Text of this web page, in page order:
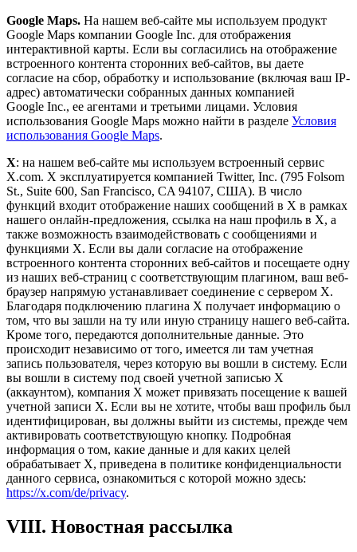
Google Maps. На нашем веб-сайте мы используем продукт
Google Maps компании Google Inc. для отображения
интерактивной карты. Если вы согласились на отображение
встроенного контента сторонних веб-сайтов, вы даете
согласие на сбор, обработку и использование (включая ваш IP-
адрес) автоматически собранных данных компанией
Google Inc., ее агентами и третьими лицами. Условия
использования Google Maps можно найти в разделе Условия
использования Google Maps.
X: на нашем веб-сайте мы используем встроенный сервис
Х.com. Х эксплуатируется компанией Twitter, Inc. (795 Folsom
St., Suite 600, San Francisco, CA 94107, США). В число
функций входит отображение наших сообщений в Х в рамках
нашего онлайн-предложения, ссылка на наш профиль в Х, а
также возможность взаимодействовать с сообщениями и
функциями Х. Если вы дали согласие на отображение
встроенного контента сторонних веб-сайтов и посещаете одну
из наших веб-страниц с соответствующим плагином, ваш веб-
браузер напрямую устанавливает соединение с сервером Х.
Благодаря подключению плагина Х получает информацию о
том, что вы зашли на ту или иную страницу нашего веб-сайта.
Кроме того, передаются дополнительные данные. Это
происходит независимо от того, имеется ли там учетная
запись пользователя, через которую вы вошли в систему. Если
вы вошли в систему под своей учетной записью Х
(аккаунтом), компания Х может привязать посещение к вашей
учетной записи Х. Если вы не хотите, чтобы ваш профиль был
идентифицирован, вы должны выйти из системы, прежде чем
активировать соответствующую кнопку. Подробная
информация о том, какие данные и для каких целей
обрабатывает Х, приведена в политике конфиденциальности
данного сервиса, ознакомиться с которой можно здесь:
https://x.com/de/privacy.
VIII. Новостная рассылка